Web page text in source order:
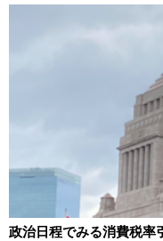
政治日程でみる消費税率